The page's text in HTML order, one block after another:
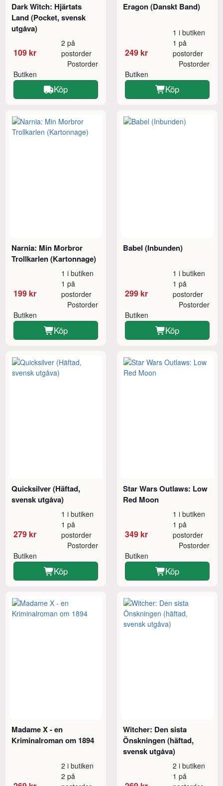
Dark Witch: Hjärtats
Land (Pocket, svensk
utgåva)
109 kr
2 på
postorder
Butiken
Postorder
Köp
Eragon (Danskt Band)
249 kr
1 i butiken
1 på
postorder
Butiken
Postorder
Köp
Narnia: Min Morbror
Trollkarlen (Kartonnage)
199 kr
1 i butiken
1 på
postorder
Butiken
Postorder
Köp
Babel (Inbunden)
299 kr
1 i butiken
1 på
postorder
Butiken
Postorder
Köp
Quicksilver (Häftad,
svensk utgåva)
279 kr
1 i butiken
1 på
postorder
Butiken
Postorder
Köp
Star Wars Outlaws: Low
Red Moon
349 kr
1 i butiken
1 på
postorder
Butiken
Postorder
Köp
Madame X - en
Kriminalroman om 1894
2 i butiken
2 på
Witcher: Den sista
Önskningen (häftad,
svensk utgåva)
2 i butiken
1 på